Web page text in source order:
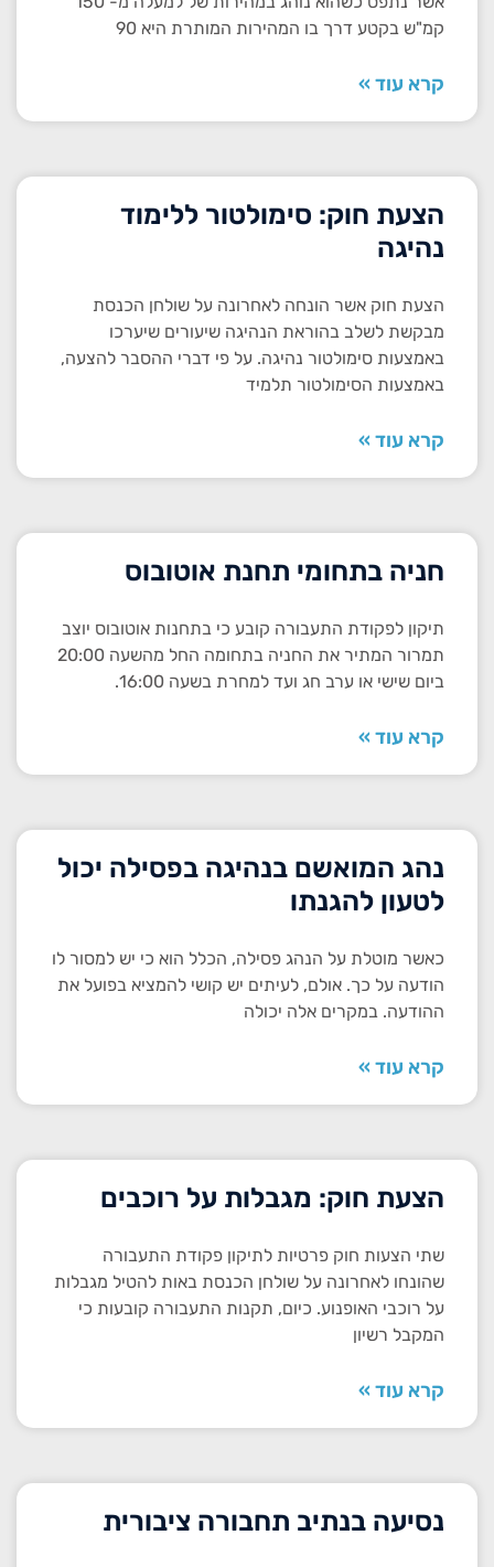
קמ"ש בקטע דרך בו המהירות המותרת היא 90
קרא עוד »
הצעת חוק: סימולטור ללימוד
נהיגה
הצעת חוק אשר הונחה לאחרונה על שולחן הכנסת
מבקשת לשלב בהוראת הנהיגה שיעורים שיערכו
באמצעות סימולטור נהיגה. על פי דברי ההסבר להצעה,
באמצעות הסימולטור תלמיד
קרא עוד »
חניה בתחומי תחנת אוטובוס
תיקון לפקודת התעבורה קובע כי בתחנות אוטובוס יוצב
תמרור המתיר את החניה בתחומה החל מהשעה 20:00
ביום שישי או ערב חג ועד למחרת בשעה 16:00.
קרא עוד »
נהג המואשם בנהיגה בפסילה יכול
לטעון להגנתו
כאשר מוטלת על הנהג פסילה, הכלל הוא כי יש למסור לו
הודעה על כך. אולם, לעיתים יש קושי להמציא בפועל את
ההודעה. במקרים אלה יכולה
קרא עוד »
הצעת חוק: מגבלות על רוכבים
שתי הצעות חוק פרטיות לתיקון פקודת התעבורה
שהונחו לאחרונה על שולחן הכנסת באות להטיל מגבלות
על רוכבי האופנוע. כיום, תקנות התעבורה קובעות כי
המקבל רשיון
קרא עוד »
נסיעה בנתיב תחבורה ציבורית